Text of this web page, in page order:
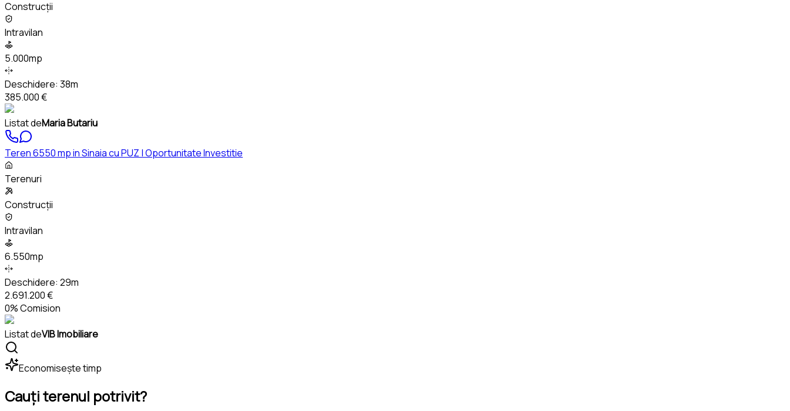
Construcții
Intravilan
5.000mp
Deschidere: 38m
385.000 €
Listat deMaria Butariu
Teren 6550 mp in Sinaia cu PUZ | Oportunitate Investitie
Terenuri
Construcții
Intravilan
6.550mp
Deschidere: 29m
2.691.200 €
0% Comision
Listat deVIB Imobiliare
Economisește timp
Cauți terenul potrivit?